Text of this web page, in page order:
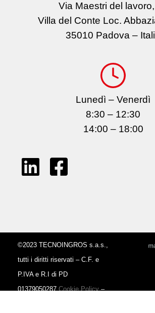
Via Maestri del
Villa del Conte Loc.
35010 Padova –
Lunedì – Venerdì
8:30 – 12:30
14:00 – 18:00
©2023 TECNOINGROS s.a.s.,
tutti i diritti riservati – C.F. e
P.IVA e R.I di PD
01379050287Cookie Policy–